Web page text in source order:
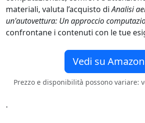
materiali, valuta l’acquisto diAnalisi
un'autovettura: Un approccio
confrontane i contenuti con le tue
Vedi su Amazon
Prezzo e disponibilità possono variare:
.